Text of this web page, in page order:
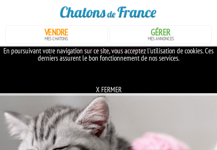
En poursuivant votre navigation sur ce site, vous acceptez l'utilisation de cookies. Ces
derniers assurent le bon fonctionnement de nos services.
En savoir plus sur les cookies
X FERMER
VENDRE
MES CHATONS
GÉRER
MES ANNONCES